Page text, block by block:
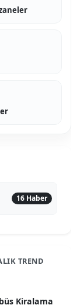
16 Haber
TREND
Kiralama